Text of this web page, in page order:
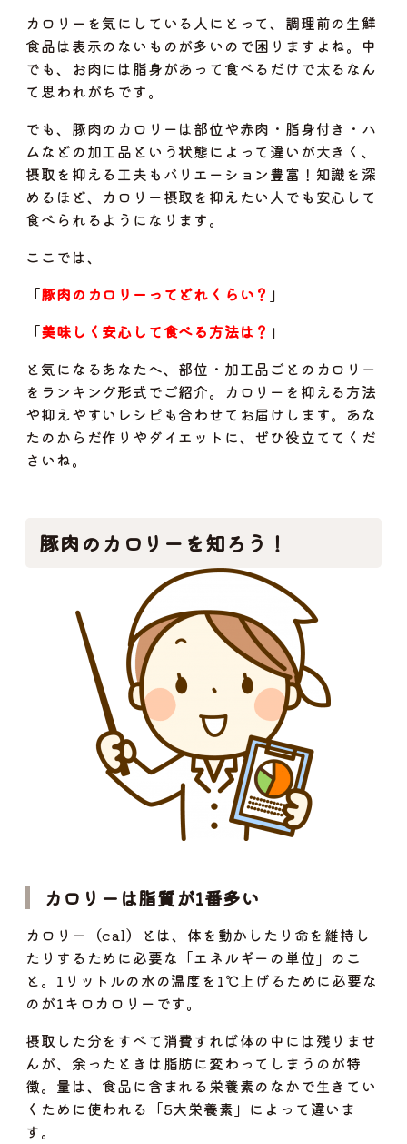
カロリーを気にしている人にとって、調理前の生鮮
食品は表示のないものが多いので困りますよね。中
でも、お肉には脂身があって食べるだけで太るなん
て思われがちです。
でも、豚肉のカロリーは部位や赤肉・脂身付き・ハ
ムなどの加工品という状態によって違いが大きく、
摂取を抑える工夫もバリエーション豊富！知識を深
めるほど、カロリー摂取を抑えたい人でも安心して
食べられるようになります。
ここでは、
「豚肉のカロリーってどれくらい？ 」
「美味しく安心して食べる方法は？ 」
と気になるあなたへ、部位・加工品ごとのカロリー
をランキング形式でご紹介。カロリーを抑える方法
や抑えやすいレシピも合わせてお届けします。あな
たのからだ作りやダイエットに、ぜひ役立ててくだ
さいね。
豚肉のカロリーを知ろう！
カロリーは脂質が1番多い
カロリー（cal）とは、体を動かしたり命を維持し
たりするために必要な「エネルギーの単位」のこ
と。1リットルの水の温度を1℃上げるために必要な
のが1キロカロリーです。
摂取した分をすべて消費すれば体の中には残りませ
んが、余ったときは脂肪に変わってしまうのが特
徴。量は、食品に含まれる栄養素のなかで生きてい
くために使われる「5大栄養素」によって違いま
す。